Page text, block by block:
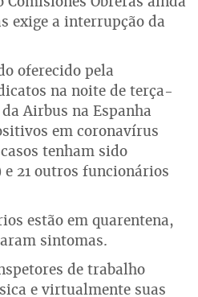
exige a interrupção da
oferecido pela
na noite de terça-
Airbus na Espanha
em coronavírus
tenham sido
21 outros funcionários
estão em quarentena,
sintomas.
de trabalho
e virtualmente suas